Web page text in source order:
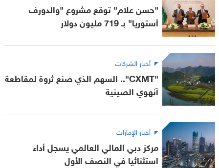
"حسن علام" توقع مشروع "والدورف
أستوريا" بـ 719 مليون دولار
أخبار الشركات
"CXMT".. السهم الذي صنع ثروة لمقاطعة
آنهوي الصينية
أخبار الإمارات
مركز دبي المالي العالمي يسجل أداء
استثنائيا في النصف الأول